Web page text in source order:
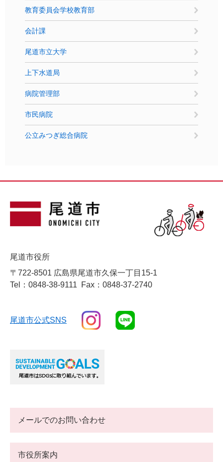
教育委員会学校教育部
会計課
尾道市立大学
上下水道局
病院管理部
市民病院
公立みつぎ総合病院
尾道市役所
〒722-8501 広島県尾道市久保一丁目15-1
Tel：0848-38-9111
Fax：0848-37-2740
尾道市公式SNS
メールでのお問い合わせ
市役所案内